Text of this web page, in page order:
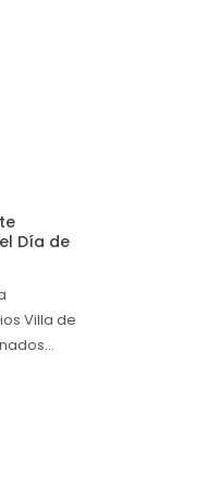
Día de
Villa de